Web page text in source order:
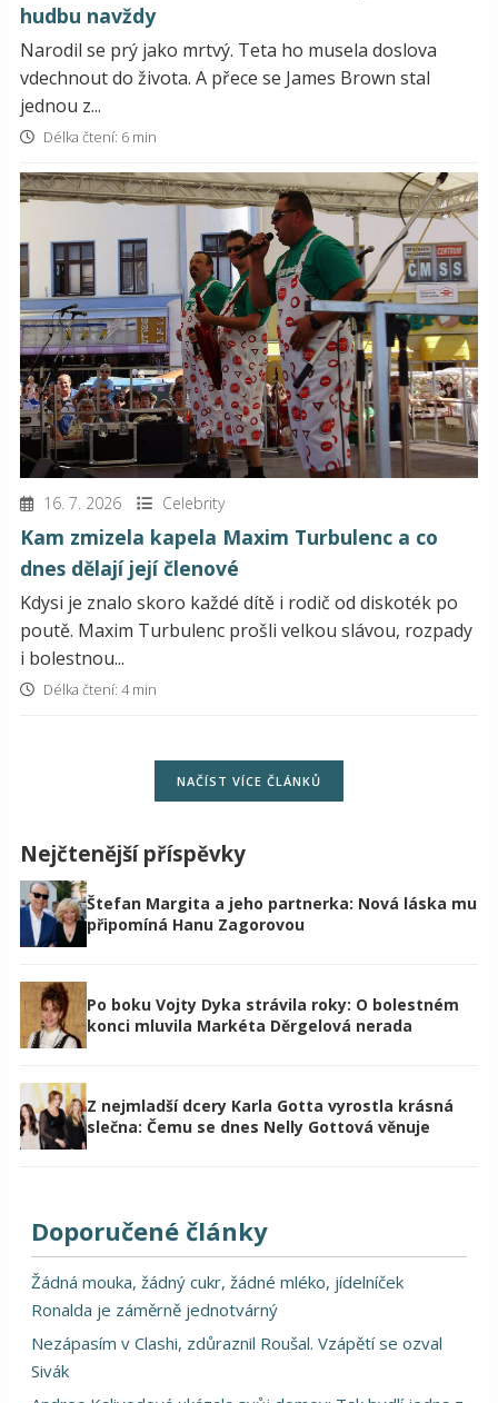
hudbu navždy
Narodil se prý jako mrtvý. Teta ho musela doslova
vdechnout do života. A přece se James Brown stal
jednou z...
Délka čtení: 6 min
16. 7. 2026 Celebrity
Kam zmizela kapela Maxim Turbulenc a co
dnes dělají její členové
Kdysi je znalo skoro každé dítě i rodič od diskoték po
poutě. Maxim Turbulenc prošli velkou slávou, rozpady
i bolestnou...
Délka čtení: 4 min
NAČÍST VÍCE ČLÁNKŮ
Nejčtenější příspěvky
Štefan Margita a jeho partnerka: Nová láska mu
připomíná Hanu Zagorovou
Po boku Vojty Dyka strávila roky: O bolestném
konci mluvila Markéta Děrgelová nerada
Z nejmladší dcery Karla Gotta vyrostla krásná
slečna: Čemu se dnes Nelly Gottová věnuje
Doporučené články
Žádná mouka, žádný cukr, žádné mléko, jídelníček
Ronalda je záměrně jednotvárný
Nezápasím v Clashi, zdůraznil Roušal. Vzápětí se ozval
Sivák